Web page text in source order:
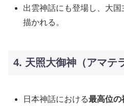
出雲神話にも登場し、大
描かれる。
4. 天照大御神（アマテ
日本神話における最高位の